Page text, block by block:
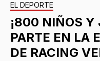
EL DEPORTE
¡800 NIÑOS Y
PARTE EN LA
DE RACING